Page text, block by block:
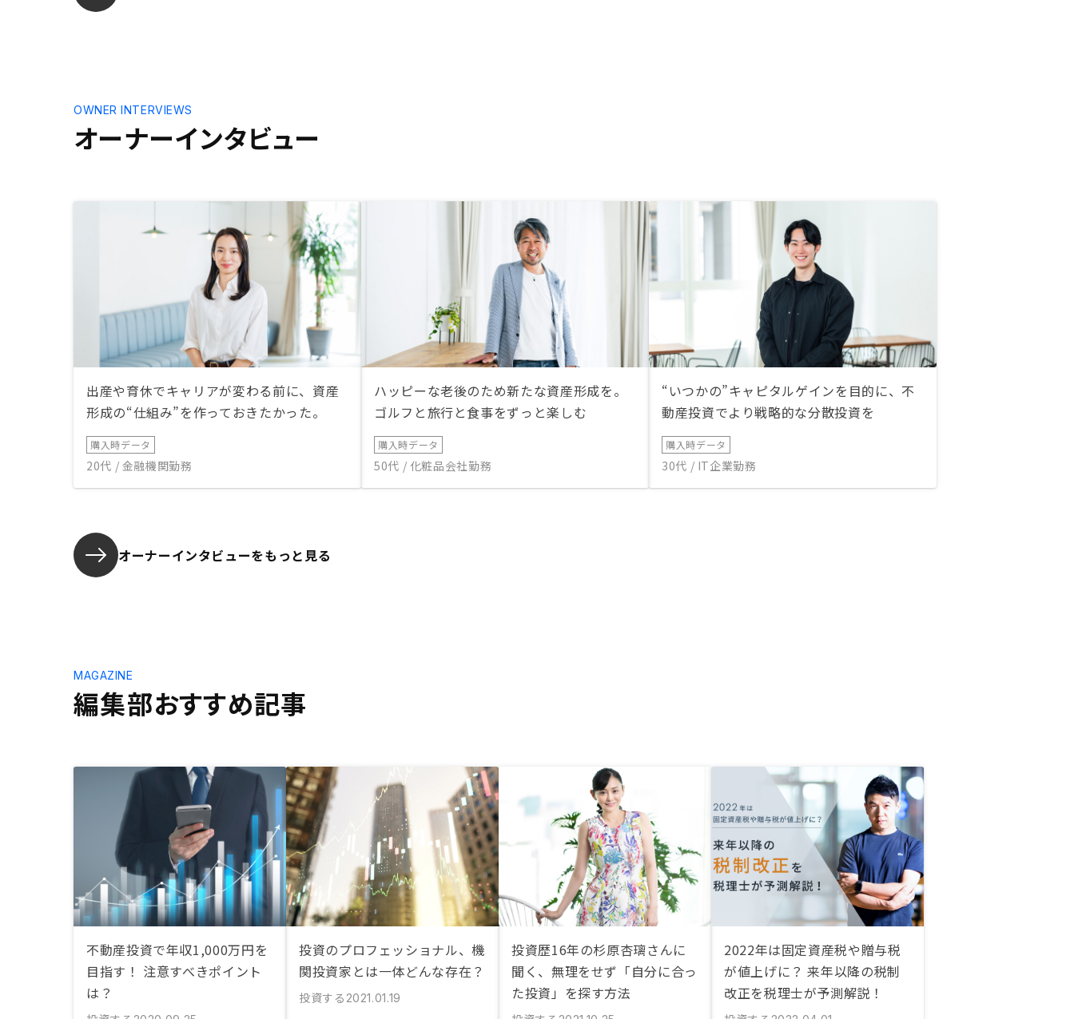
だいた営業の方と電話をした時に、
少しお時間いいですかと言われて話
を続けていたら、20分以上時間を
取られてしまった。 私は仕事中で
したので、あまり話に集中出来ませ
んでした。自分の話を聞く状態を整
えないと、良い話でも悪い印象にな
ってしまう事があるのだと感じた。
突然の電話の際は、話を簡潔にし
て、オンラインの打ち合わせの日程
を決める事に専念するべきだと思っ
た。
オーナーインタビュー
OWNER INTERVIEWS
出産や育休でキャリアが変わる前に、資産
形成の“仕組み”を作っておきたかった。
購入時データ
20代 / 金融機関勤務
ハッピーな老後のため新たな資産形成を。
ゴルフと旅行と食事をずっと楽しむ
購入時データ
50代 / 化粧品会社勤務
“いつかの”キャピタルゲインを目的に、不
動産投資でより戦略的な分散投資を
購入時データ
30代 / IT企業勤務
オーナーインタビューをもっと見る
編集部おすすめ記事
MAGAZINE
不動産投資で年収1,000万円を
目指す！ 注意すべきポイント
は？
投資のプロフェッショナル、機
関投資家とは一体どんな存在？
投資する 2021.01.19
投資歴16年の杉原杏璃さんに
聞く、無理をせず「自分に合っ
た投資」を探す方法
2022年は固定資産税や贈与税
が値上げに？ 来年以降の税制
改正を税理士が予測解説！